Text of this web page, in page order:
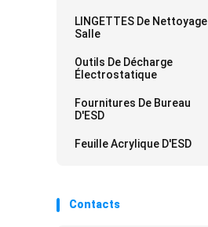
LINGETTES De Nettoyage
Salle
Outils De Décharge
Électrostatique
Fournitures De Bureau
D'ESD
Feuille Acrylique D'ESD
Contacts